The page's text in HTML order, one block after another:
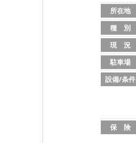
所在地
種 別
現 況
駐車場
設備/条件
保 険